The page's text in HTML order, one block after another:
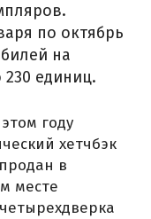
по октябрь
на
230 единиц.
году
хетчбэк
в
месте